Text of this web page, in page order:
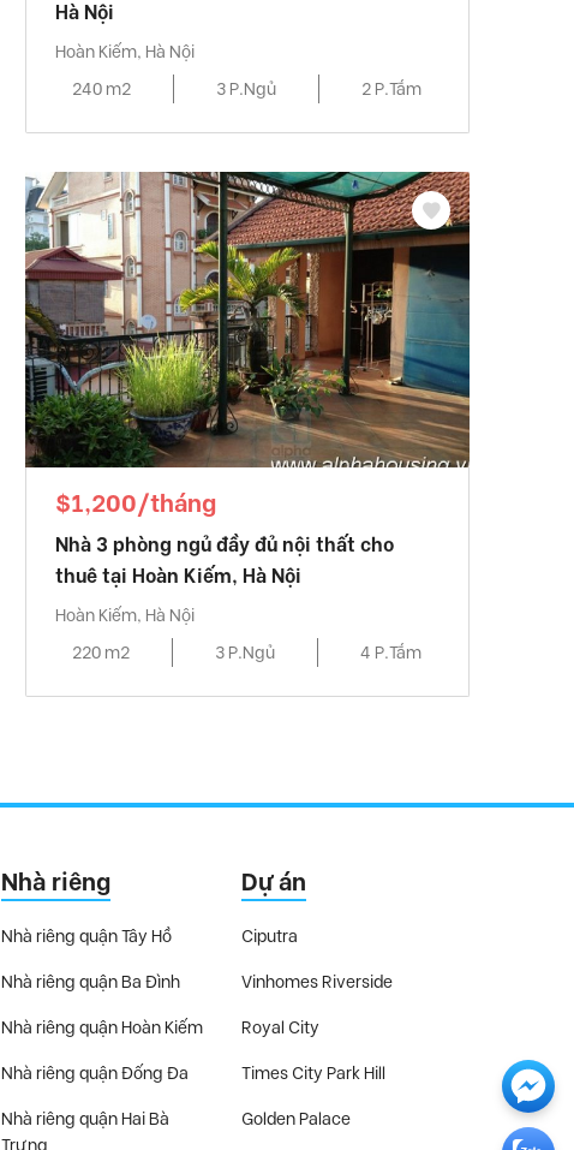
Hà Nội
Hoàn Kiếm, Hà Nội
240 m2
3 P.Ngủ 2 P.Tắm
$1,200/tháng
Nhà 3 phòng ngủ đầy đủ nội thất cho
thuê tại Hoàn Kiếm, Hà Nội
Hoàn Kiếm, Hà Nội
220 m2
3 P.Ngủ 4 P.Tắm
Nhà riêng
Nhà riêng quận Tây Hồ
Nhà riêng quận Ba Đình
Nhà riêng quận Hoàn Kiếm
Nhà riêng quận Đống Đa
Nhà riêng quận Hai Bà
Trưng
Dự án
Ciputra
Vinhomes Riverside
Royal City
Times City Park Hill
Golden Palace